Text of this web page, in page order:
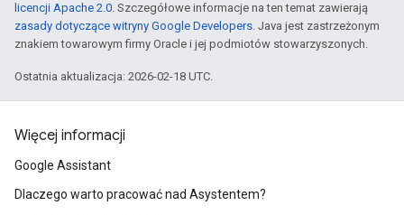
licencji Apache 2.0. Szczegółowe informacje na ten temat zawierają
zasady dotyczące witryny Google Developers. Java jest zastrzeżonym
znakiem towarowym firmy Oracle i jej podmiotów stowarzyszonych.
Ostatnia aktualizacja: 2026-02-18 UTC.
Więcej informacji
Google Assistant
Dlaczego warto pracować nad Asystentem?